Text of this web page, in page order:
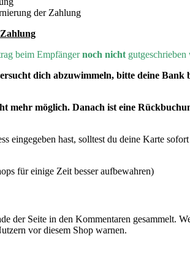
der Zahlung
beim Empfängernoch nicht gutgeschrieben
dich abzuwimmeln, bitte deine
mehr möglich. Danach ist eine
eingegeben hast, solltest du deine Karte sofort
für einige Zeit besser aufbewahren)
der Seite in den Kommentaren gesammelt.
vor diesem Shop warnen.